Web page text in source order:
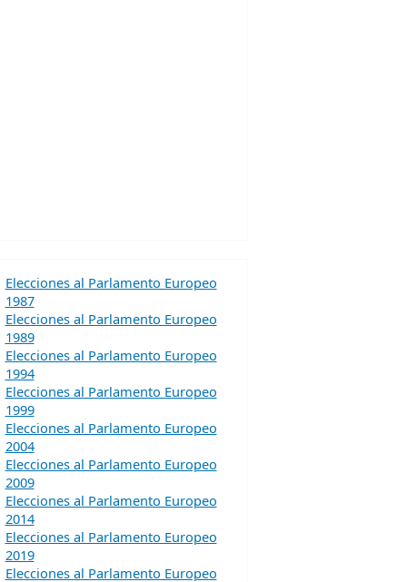
Elecciones al Parlamento Europeo
1987
Elecciones al Parlamento Europeo
1989
Elecciones al Parlamento Europeo
1994
Elecciones al Parlamento Europeo
1999
Elecciones al Parlamento Europeo
2004
Elecciones al Parlamento Europeo
2009
Elecciones al Parlamento Europeo
2014
Elecciones al Parlamento Europeo
2019
Elecciones al Parlamento Europeo